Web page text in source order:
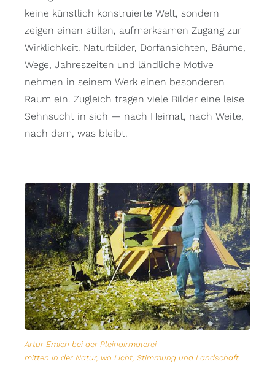
keine künstlich konstruierte Welt, sondern
zeigen einen stillen, aufmerksamen Zugang zur
Wirklichkeit. Naturbilder, Dorfansichten, Bäume,
Wege, Jahreszeiten und ländliche Motive
nehmen in seinem Werk einen besonderen
Raum ein. Zugleich tragen viele Bilder eine leise
Sehnsucht in sich — nach Heimat, nach Weite,
nach dem, was bleibt.
Artur Emich bei der Pleinairmalerei –
mitten in der Natur, wo Licht, Stimmung und Landschaft